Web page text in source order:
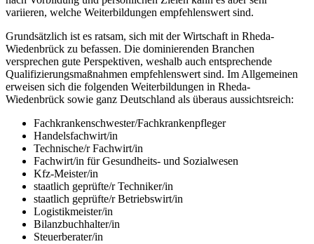
variieren, welche Weiterbildungen empfehlenswert sind.
Grundsätzlich ist es ratsam, sich mit der Wirtschaft in Rheda-
Wiedenbrück zu befassen. Die dominierenden Branchen
versprechen gute Perspektiven, weshalb auch entsprechende
Qualifizierungsmaßnahmen empfehlenswert sind. Im Allgemeinen
erweisen sich die folgenden Weiterbildungen in Rheda-
Wiedenbrück sowie ganz Deutschland als überaus aussichtsreich:
Fachkrankenschwester/Fachkrankenpfleger
Handelsfachwirt/in
Technische/r Fachwirt/in
Fachwirt/in für Gesundheits- und Sozialwesen
Kfz-Meister/in
staatlich geprüfte/r Techniker/in
staatlich geprüfte/r Betriebswirt/in
Logistikmeister/in
Bilanzbuchhalter/in
Steuerberater/in